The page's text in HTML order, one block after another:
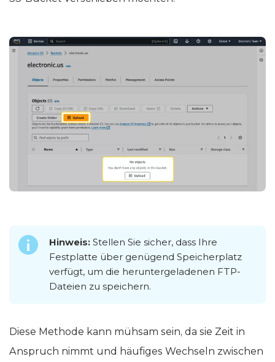
Hinweis:Stellen Sie sicher, dass Ihre
Festplatte über genügend Speicherplatz
verfügt, um die heruntergeladenen FTP-
Diese Methode kann mühsam sein, da sie Zeit in